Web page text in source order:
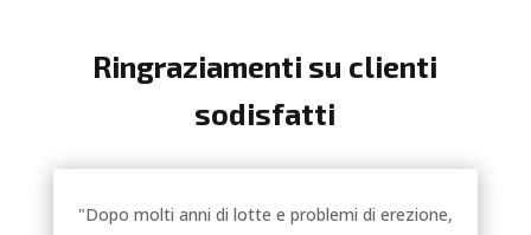
Ringraziamenti su clienti
sodisfatti
"Dopo molti anni di lotte e problemi di erezione,